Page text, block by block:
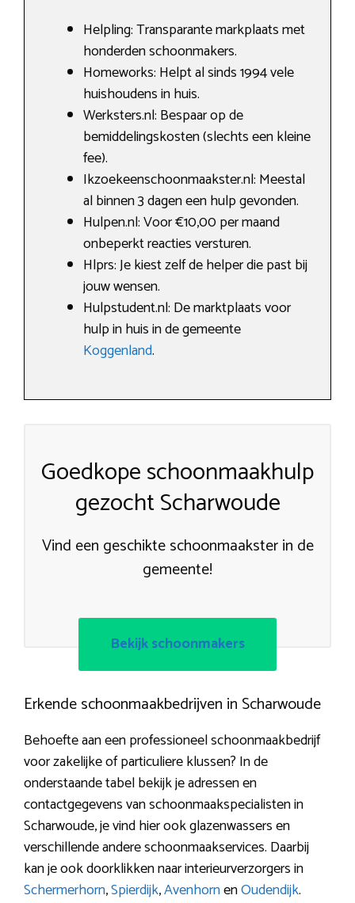
Helpling: Transparante markplaats met
honderden schoonmakers.
Homeworks: Helpt al sinds 1994 vele
huishoudens in huis.
Werksters.nl: Bespaar op de
bemiddelingskosten (slechts een kleine
fee).
Ikzoekeenschoonmaakster.nl: Meestal
al binnen 3 dagen een hulp gevonden.
Hulpen.nl: Voor €10,00 per maand
onbeperkt reacties versturen.
Hlprs: Je kiest zelf de helper die past bij
jouw wensen.
Hulpstudent.nl: De marktplaats voor
hulp in huis in de gemeente
Koggenland.
Goedkope schoonmaakhulp
gezocht Scharwoude
Vind een geschikte schoonmaakster in de
gemeente!
Bekijk schoonmakers
Erkende schoonmaakbedrijven in Scharwoude
Behoefte aan een professioneel schoonmaakbedrijf
voor zakelijke of particuliere klussen? In de
onderstaande tabel bekijk je adressen en
contactgegevens van schoonmaakspecialisten in
Scharwoude, je vind hier ook glazenwassers en
verschillende andere schoonmaakservices. Daarbij
kan je ook doorklikken naar interieurverzorgers in
Schermerhorn,Spierdijk,AvenhornenOudendijk.